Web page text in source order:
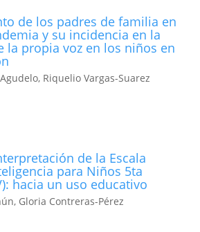
de los padres de familia en
y su incidencia en la
la propia voz en los niños en
Riquelio Vargas-Suarez
de la Escala
para Niños 5ta
hacia un uso educativo
Gloria Contreras-Pérez